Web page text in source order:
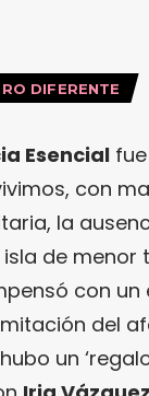
DIFERENTE
Esencial
con
la
de
con
del
un